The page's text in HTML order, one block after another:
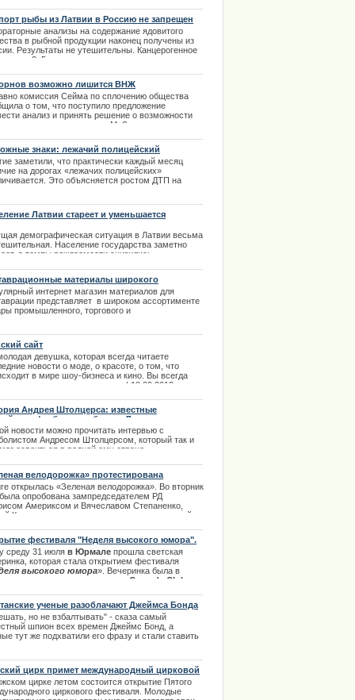
рыбы из Латвии в Россию не запрещен
анализы на содержание ядовитого
в рыбной продукции наконец получены из
Результаты не утешительны. Канцерогенное
в 3, 5 раза превышает допустимую норму.
Марис Балодис.
возможно лишится ВНЖ
комиссия Сейма по сплочению общества
о том, что поступило предложение
анализ и принять решение о возможности
известного юмориста М. Задорнова вида на
знаки: лежачий полицейский
заметили, что практически каждый месяц
на дорогах «лежачих полицейских»
Это объясняется ростом ДТП на
Латвии стареет и уменьшается
демографическая ситуация в Латвии весьма
Население государства заметно
а темпы рождаемости снизились.
материалы широкого
интернет магазин материалов для
представляет в широком ассортименте
промышленного, торгового и
сайт
девушка, которая всегда читаете
новости о моде, о красоте, о том, что
в мире шоу-бизнеса и кино. Вы всегда
о правильном питании. | 18.09.2013
Андрея Штолцерса: известные
футболисты бегут с Латвии на ровне
жителями страны
новости можно прочитать интервью с
Андресом Штолцерсом, который так и
освоиться в родной ему стране.
велодорожка» протестирована
открылась «Зеленая велодорожка». Во вторник
опробована зампредседателем РД
Америксом и Вячеславом Степаненко,
Комитета по вопросам жилья и окружающей
фестиваля "Неделя высокого юмора".
среду 31 июля в Юрмале прошла светская
которая стала открытием фестиваля
высокого юмора». Вечеринка была в
Comedy Club
и резиденты. Далее в полном источнике.[b]
ученые разоблачают Джеймса Бонда
но не взбалтывать" - сказа самый
шпион всех времен Джеймс Бонд, а
тут же подхватили его фразу и стали ставить
цирк примет международный цирковой
цирке летом состоится открытие Пятого
циркового фестиваля. Молодые